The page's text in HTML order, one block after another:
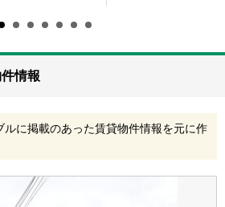
情報
に掲載のあった賃貸物件情報を元に作